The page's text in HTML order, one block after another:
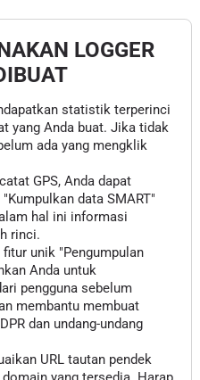
LOGGER
statistik terperinci
yang Anda buat. Jika tidak
ada yang mengklik
GPS, Anda dapat
data SMART"
hal ini informasi
rinci.
unik "Pengumpulan
Anda untuk
pengguna sebelum
membantu membuat
dan undang-undang
URL tautan pendek